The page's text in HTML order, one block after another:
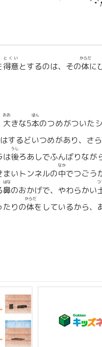
得意
とくい
とするのは、その体
からだ
に
大
おお
きな5本
ほん
のつめがついた
するどいつめがあり、さ
は後
うし
ろあしでふんばりなが
まいトンネルの中
なか
でつごう
鼻
はな
のおかげで、やわらかい
つ
たりの体
からだ
をしているから、